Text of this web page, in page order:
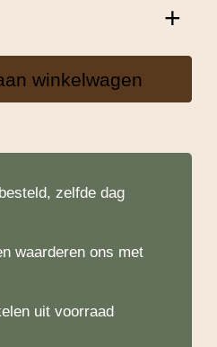
+
winkelwagen
zelfde dag
waarderen ons met
uit voorraad